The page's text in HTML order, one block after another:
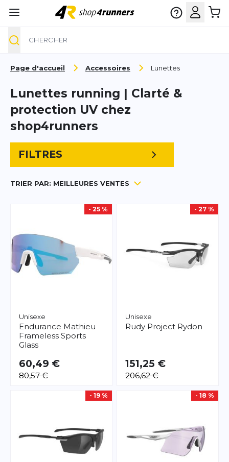
Page d'accueil Accessoires Lunettes
Lunettes running | Clarté &
protection UV chez
shop4runners
FILTRES
TRIER PAR: MEILLEURES VENTES
- 25 %
Unisexe
Endurance Mathieu
Frameless Sports
Glass
60,49 €
80,57 €
- 27 %
Unisexe
Rudy Project Rydon
151,25 €
206,62 €
- 19 % - 18 %